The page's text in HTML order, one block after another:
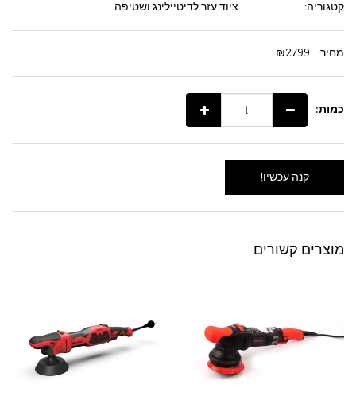
קטגוריה: ציוד עזר לדיטיילינג ושטיפה
מחיר: ₪2799
כמות:
קנה עכשיו!
מוצרים קשורים